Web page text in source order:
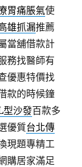
胃痛脹氣使
雄抓漏推薦
當舖借款計
務找醫師有
優惠特價找
款的時候鐘
型沙發百款多
優質台北傳
現題專精工
購居家滿足